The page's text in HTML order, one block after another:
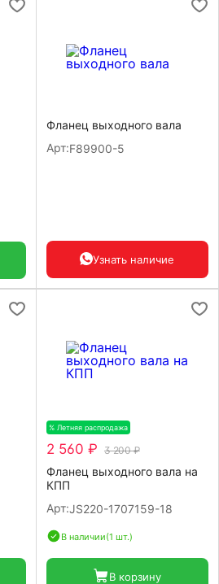
Фланец выходного вала
Арт:F89900-5
Узнать наличие
% Летняя распродажа
2 560 ₽ 3 200 ₽
Фланец выходного вала на
КПП
Арт:JS220-1707159-18
В наличии(1 шт.)
В корзину